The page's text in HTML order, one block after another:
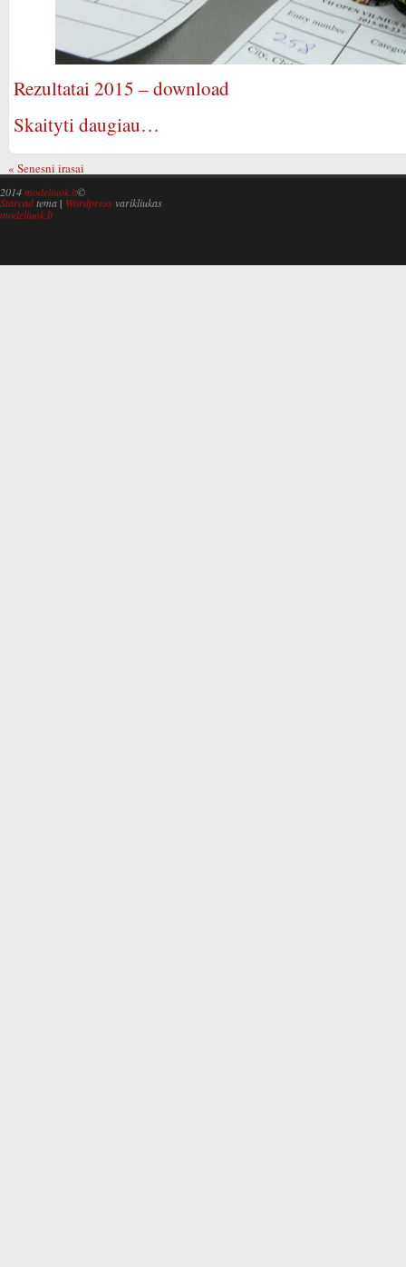
Rezultatai 2015 – download
Skaityti daugiau…
« Senesni irasai
2014modeliuok.lt©
Starcadtema| Wordpress varikliukas
modeliuok.lt